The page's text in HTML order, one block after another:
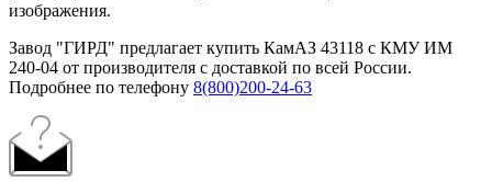
изображения.
Завод "ГИРД" предлагает купить КамАЗ 43118 с КМУ ИМ
240-04 от производителя с доставкой по всей России.
Подробнее по телефону 8(800)200-24-63